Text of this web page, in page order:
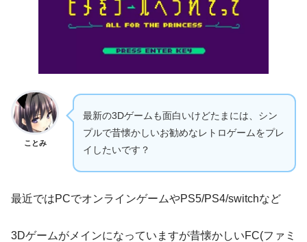
ことみ
最新の3Dゲームも面白いけどたまには、シン
プルで昔懐かしいお勧めなレトロゲームをプレ
イしたいです？
最近ではPCでオンラインゲームやPS5/PS4/switchなど
3Dゲームがメインになっていますが昔懐かしいFC(ファミ